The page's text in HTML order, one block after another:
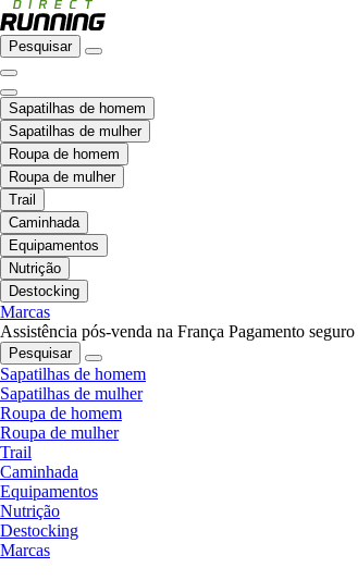
Pesquisar
Sapatilhas de homem
Sapatilhas de mulher
Roupa de homem
Roupa de mulher
Trail
Caminhada
Equipamentos
Nutrição
Destocking
Marcas
Assistência pós-venda na França Pagamento seguro
Pesquisar
Sapatilhas de homem
Sapatilhas de mulher
Roupa de homem
Roupa de mulher
Trail
Caminhada
Equipamentos
Nutrição
Destocking
Marcas